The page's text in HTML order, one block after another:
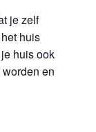
je zelf
huis
huis ook
en